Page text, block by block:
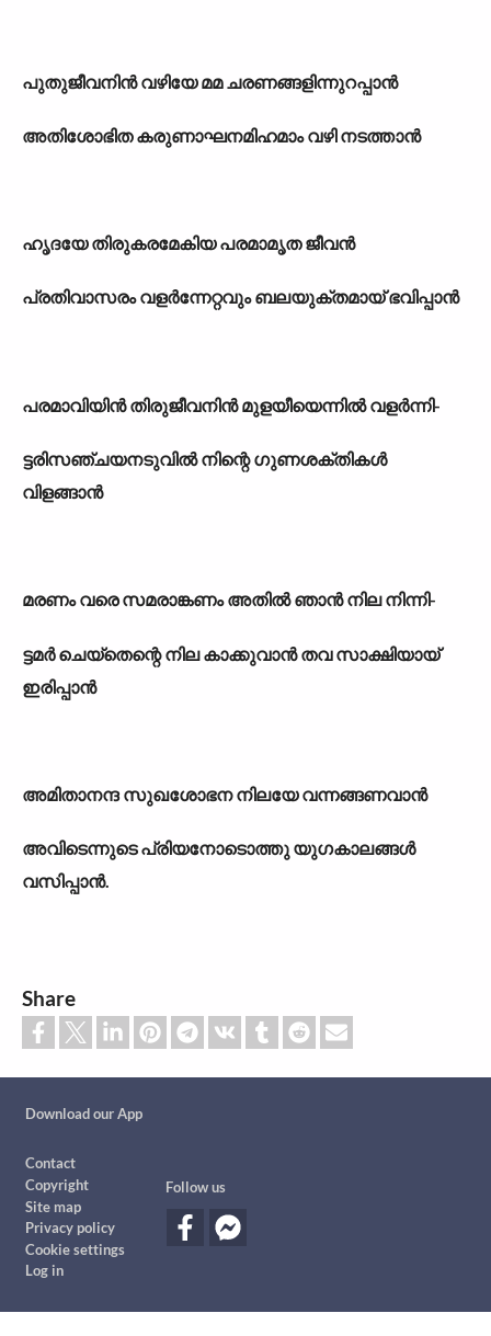
പുതുജീവനിൻ വഴിയേ മമ ചരണങ്ങളിന്നുറപ്പാൻ
അതിശോഭിത കരുണാഘനമിഹമാം വഴി നടത്താൻ
ഹൃദയേ തിരുകരമേകിയ പരമാമൃത ജീവൻ
പ്രതിവാസരം വളർന്നേറ്റവും ബലയുക്തമായ് ഭവിപ്പാൻ
പരമാവിയിൻ തിരുജീവനിൻ മുളയീയെന്നിൽ വളർന്നി-
ട്ടരിസഞ്ചയനടുവിൽ നിന്റെ ഗുണശക്തികൾ
വിളങ്ങാൻ
മരണം വരെ സമരാങ്കണം അതിൽ ഞാൻ നില നിന്നി-
ട്ടമർ ചെയ്തെന്റെ നില കാക്കുവാൻ തവ സാക്ഷിയായ്
ഇരിപ്പാൻ
അമിതാനന്ദ സുഖശോഭന നിലയേ വന്നങ്ങണവാൻ
അവിടെന്നുടെ പ്രിയനോടൊത്തു യുഗകാലങ്ങൾ
വസിപ്പാൻ.
Share
Download our App
Footer
Contact
Copyright
Site map
Privacy policy
Cookie settings
Log in
Follow us